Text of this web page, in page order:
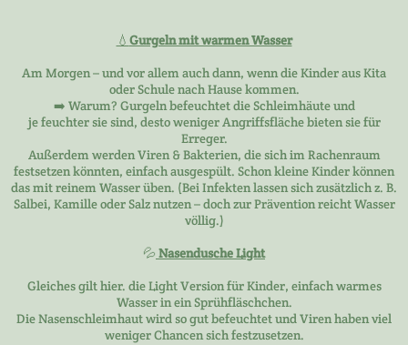
💧 Gurgeln mit warmen Wasser
Am Morgen – und vor allem auch dann, wenn die Kinder aus Kita
oder Schule nach Hause kommen.
➡️ Warum? Gurgeln befeuchtet die Schleimhäute und
je feuchter sie sind, desto weniger Angriffsfläche bieten sie für
Erreger.
Außerdem werden Viren & Bakterien, die sich im Rachenraum
festsetzen könnten, einfach ausgespült. Schon kleine Kinder können
das mit reinem Wasser üben. (Bei Infekten lassen sich zusätzlich z. B.
Salbei, Kamille oder Salz nutzen – doch zur Prävention reicht Wasser
völlig.)
💦 Nasendusche Light
Gleiches gilt hier. die Light Version für Kinder, einfach warmes
Wasser in ein Sprühfläschchen.
Die Nasenschleimhaut wird so gut befeuchtet und Viren haben viel
weniger Chancen sich festzusetzen.